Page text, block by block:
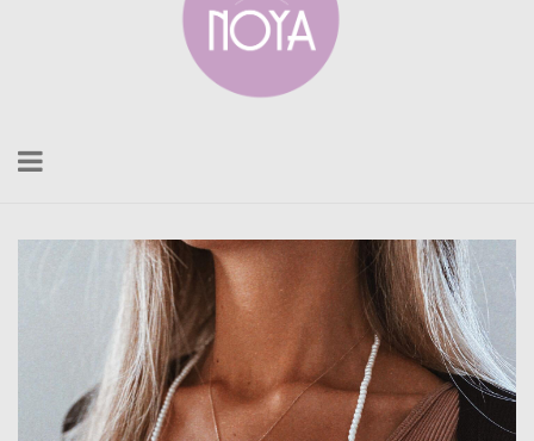
Toggle